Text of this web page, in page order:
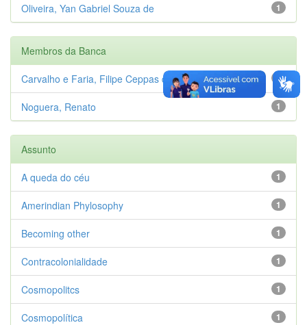
1
Oliveira, Yan Gabriel Souza de
Membros da Banca
1
Carvalho e Faria, Filipe Ceppas de
1
Noguera, Renato
Assunto
1
A queda do céu
1
Amerindian Phylosophy
1
Becoming other
1
Contracolonialidade
1
Cosmopolitcs
1
Cosmopolítica